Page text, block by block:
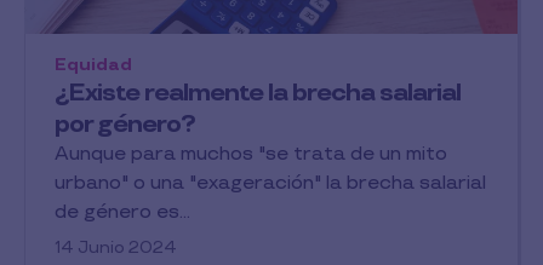
¿Existe realmente la brecha salarial
por género?
Equidad
Aunque para muchos "se trata de un mito
urbano" o una "exageración" la brecha salarial
de género es...
14 Junio 2024